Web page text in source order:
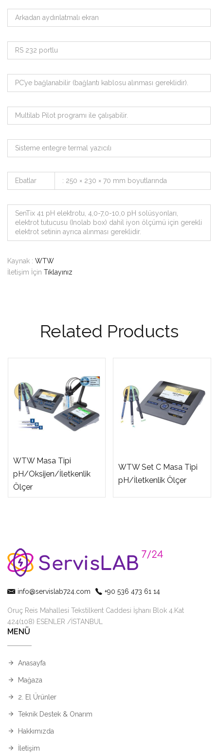
Arkadan aydınlatmalı ekran
RS 232 portlu
PC’ye bağlanabilir (bağlantı kablosu alınması gereklidir).
Multilab Pilot programı ile çalışabilir.
Sisteme entegre termal yazıcılı
Ebatlar : 250 × 230 × 70 mm boyutlarında
SenTix 41 pH elektrotu, 4,0-7,0-10,0 pH solüsyonları,
elektrot tutucusu (Inolab box) dahil iyon ölçümü için gerekli
elektrot setinin ayrıca alınması gereklidir.
Kaynak : WTW
İletişim İçin Tıklayınız
Related Products
WTW Masa Tipi
pH/Oksijen/İletkenlik
Ölçer
WTW Set C Masa Tipi
pH/İletkenlik Ölçer
info@servislab724.com +90 536 473 61 14
Oruç Reis Mahallesi Tekstilkent Caddesi İşhanı Blok 4.Kat
424(108) ESENLER /İSTANBUL
MENÜ
Anasayfa
Mağaza
2. El Ürünler
Teknik Destek & Onarım
Hakkımızda
İletişim